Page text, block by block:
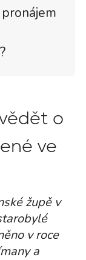
o
ve
župě v
v roce
a